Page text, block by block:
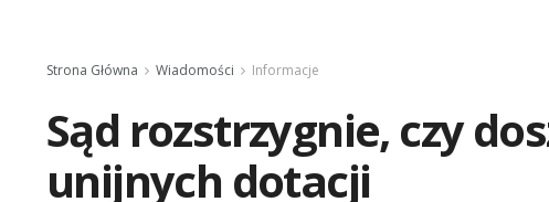
Strona Główna Wiadomości Informacje
Sąd rozstrzygnie, czy
unijnych dotacji